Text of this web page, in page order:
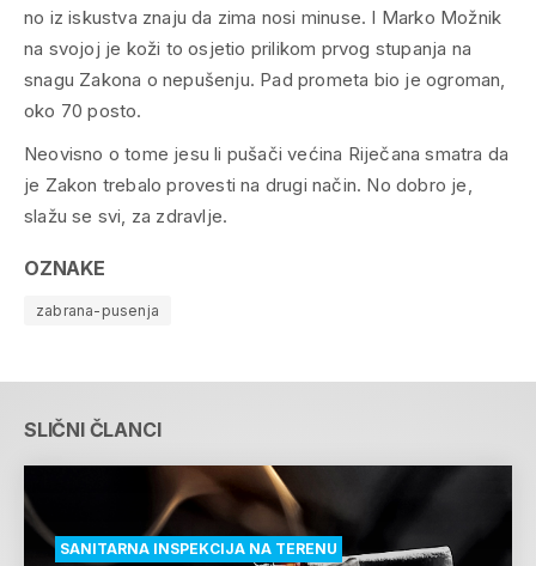
no iz iskustva znaju da zima nosi minuse. I Marko Možnik
na svojoj je koži to osjetio prilikom prvog stupanja na
snagu Zakona o nepušenju. Pad prometa bio je ogroman,
oko 70 posto.
Neovisno o tome jesu li pušači većina Riječana smatra da
je Zakon trebalo provesti na drugi način. No dobro je,
slažu se svi, za zdravlje.
OZNAKE
zabrana-pusenja
SLIČNI ČLANCI
SANITARNA INSPEKCIJA NA TERENU